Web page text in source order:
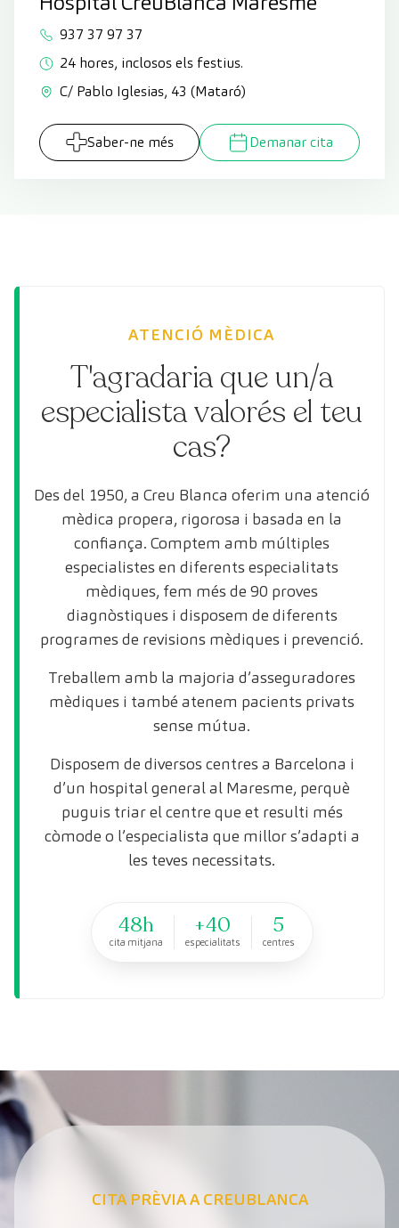
937 37 97 37
24 hores, inclosos els festius.
C/ Pablo Iglesias, 43 (Mataró)
Saber-ne més Demanar cita
ATENCIÓ MÈDICA
T'agradaria que un/a
especialista valorés el teu
cas?
Des del 1950, a Creu Blanca oferim una atenció
mèdica propera, rigorosa i basada en la
confiança. Comptem amb múltiples
especialistes en diferents especialitats
mèdiques, fem més de 90 proves
diagnòstiques i disposem de diferents
programes de revisions mèdiques i prevenció.
Treballem amb la majoria d’asseguradores
mèdiques i també atenem pacients privats
sense mútua.
Disposem de diversos centres a Barcelona i
d’un hospital general al Maresme, perquè
puguis triar el centre que et resulti més
còmode o l’especialista que millor s’adapti a
les teves necessitats.
48h
cita mitjana
+40
especialitats
5
centres
CITA PRÈVIA A CREUBLANCA